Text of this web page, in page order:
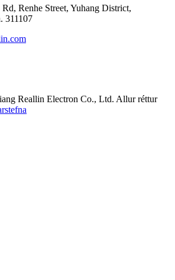
Renhe Street, Yuhang District,
311107
Reallin Electron Co., Ltd. Allur réttur